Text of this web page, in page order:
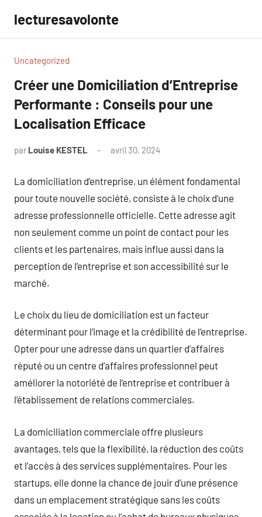
contenu
lecturesavolonte
Uncategorized
Créer une Domiciliation d’Entreprise
Performante : Conseils pour une
Localisation Efficace
par Louise KESTEL avril 30, 2024
La domiciliation d’entreprise, un élément fondamental
pour toute nouvelle société, consiste à le choix d’une
adresse professionnelle officielle. Cette adresse agit
non seulement comme un point de contact pour les
clients et les partenaires, mais influe aussi dans la
perception de l’entreprise et son accessibilité sur le
marché.
Le choix du lieu de domiciliation est un facteur
déterminant pour l’image et la crédibilité de l’entreprise.
Opter pour une adresse dans un quartier d’affaires
réputé ou un centre d’affaires professionnel peut
améliorer la notoriété de l’entreprise et contribuer à
l’établissement de relations commerciales.
La domiciliation commerciale offre plusieurs
avantages, tels que la flexibilité, la réduction des coûts
et l’accès à des services supplémentaires. Pour les
startups, elle donne la chance de jouir d’une présence
dans un emplacement stratégique sans les coûts